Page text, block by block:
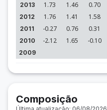
2013 1.73 1.46 0.70
2012 1.76 1.41 1.58
2011 -0.27 0.76 0.31
2010 -2.12 1.65 -0.10
2009
Composição